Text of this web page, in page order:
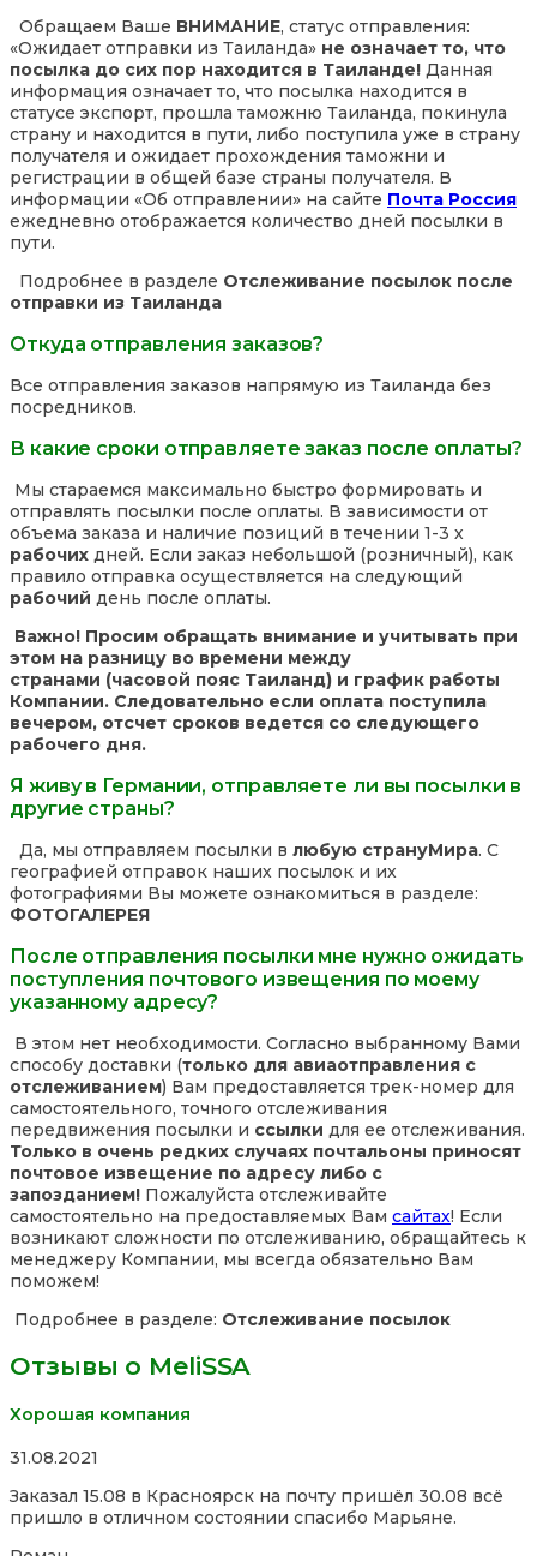
Обращаем Ваше ВНИМАНИЕ, статус отправления:
«Ожидает отправки из Таиланда» не означает то, что
посылка до сих пор находится в Таиланде! Данная
информация означает то, что посылка находится в
статусе экспорт, прошла таможню Таиланда, покинула
страну и находится в пути, либо поступила уже в страну
получателя и ожидает прохождения таможни и
регистрации в общей базе страны получателя. В
информации «Об отправлении» на сайте Почта Россия
ежедневно отображается количество дней посылки в
пути.
Подробнее в разделе Отслеживание посылок после
отправки из Таиланда
Откуда отправления заказов?
Все отправления заказов напрямую из Таиланда без
посредников.
В какие сроки отправляете заказ после оплаты?
Мы стараемся максимально быстро формировать и
отправлять посылки после оплаты. В зависимости от
объема заказа и наличие позиций в течении 1-3 х
рабочих дней. Если заказ небольшой (розничный), как
правило отправка осуществляется на следующий
рабочий день после оплаты.
Важно! Просим обращать внимание и учитывать при
этом на разницу во времени между
странами (часовой пояс Таиланд) и график работы
Компании. Следовательно если оплата поступила
вечером, отсчет сроков ведется со следующего
рабочего дня.
Я живу в Германии, отправляете ли вы посылки в
другие страны?
Да, мы отправляем посылки в любую странуМира. С
географией отправок наших посылок и их
фотографиями Вы можете ознакомиться в разделе:
ФОТОГАЛЕРЕЯ
После отправления посылки мне нужно ожидать
поступления почтового извещения по моему
указанному адресу?
В этом нет необходимости. Согласно выбранному Вами
способу доставки (только для авиаотправления с
отслеживанием) Вам предоставляется трек-номер для
самостоятельного, точного отслеживания
передвижения посылки и ссылки для ее отслеживания.
Только в очень редких случаях почтальоны приносят
почтовое извещение по адресу либо с
запозданием! Пожалуйста отслеживайте
самостоятельно на предоставляемых Вам сайтах! Если
возникают сложности по отслеживанию, обращайтесь к
менеджеру Компании, мы всегда обязательно Вам
поможем!
Подробнее в разделе: Отслеживание посылок
Отзывы о MeliSSA
Хорошая компания
Rated
out
of
31.08.2021
Заказал 15.08 в Красноярск на почту пришёл 30.08 всё
пришло в отличном состоянии спасибо Марьяне.